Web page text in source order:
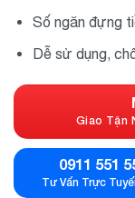
Số ngăn đựng
Dễ sử dụng,
Giao Tận
0911 551
Tư Vấn Trực